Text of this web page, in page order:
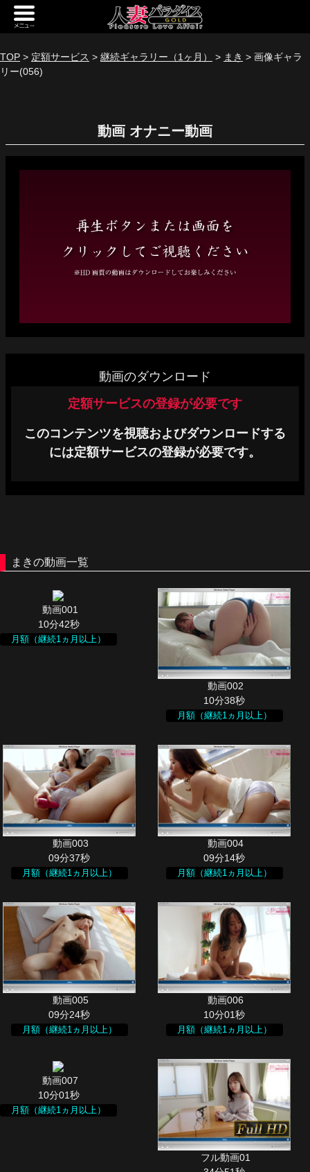
新規会員登録 ログイン
[定額] メインギャラリー
[定額] 人妻楽園ギャラリー
[定額] 継続1カ月ギャラリー
[定額] 継続3カ月ギャラリー
[定額] 継続6カ月ギャラリー
TOP > 定額サービス > 継続ギャラリー（1ヶ月） > まき > 画像ギャラ
リー(056)
動画
動画のダウンロード
定額サービスの登録が必要です
このコンテンツを視聴およびダウンロードする
には定額サービスの登録が必要です。
まきの動画一覧
10分42秒
月額（継続1ヵ月以上）
10分38秒
月額（継続1ヵ月以上）
09分37秒
月額（継続1ヵ月以上）
09分14秒
月額（継続1ヵ月以上）
09分24秒
月額（継続1ヵ月以上）
10分01秒
月額（継続1ヵ月以上）
10分01秒
月額（継続1ヵ月以上）